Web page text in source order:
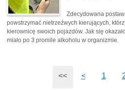
Zdecydowana
powstrzymać nietrzeźwych kierujących,
kierownicę swoich pojazdów. Jak się
miało po 3 promile alkoholu w organizmie.
<< < 1